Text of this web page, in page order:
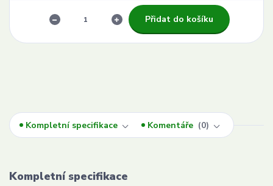
Přidat do košíku
Kompletní specifikace Komentáře 0
Kompletní specifikace